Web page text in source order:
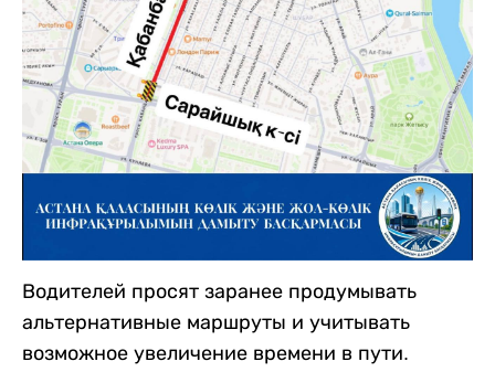
Водителей просят заранее продумывать
альтернативные маршруты и учитывать
возможное увеличение времени в пути.